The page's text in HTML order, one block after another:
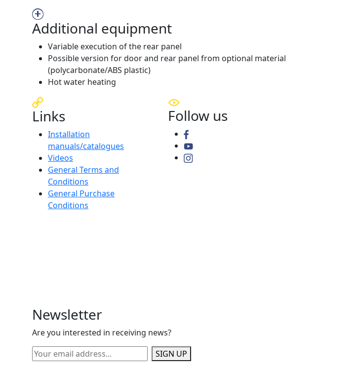
Additional equipment
Variable execution of the rear panel
Possible version for door and rear panel from optional material
(polycarbonate/ABS plastic)
Hot water heating
Links
Installation
manuals/catalogues
Videos
General Terms and
Conditions
General Purchase
Conditions
Follow us
Newsletter
Are you interested in receiving news?
SIGN UP